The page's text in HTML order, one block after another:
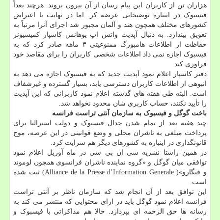
هزاران تن از کاربران این پیام رسان از آن بیرون بروند. هرچند بعداً
فیسبوک در اینباره توضیحاتی عرضه کر. اما در نهایت با اعتراض
کشورهای مختلف همچون هند و آلمان مجبور شد اجرای آنرا مرتباً به
تعویق بیندازد. به دنبال آپدیت واتس اپ یوهانس کاسپار کمیسیونر
حفاظت از اطلاعات هامبورگ ممنوعیتی ۳ ماهه صادر کرد که به
فیسبوک اجازه نمی داد اطلاعات شخصی کاربران را برای مقاصد خود
فراوری کند.
دفتر کاسپار اعلام نمود آپدیت جدید که به فیسبوک اجازه می دهد به
انبوهی از اطلاعات کاربران دسترسی یابد، بسیار گسترده و غیرشفاف
است. البته طی هفته های گذشته اعلام نمود کاربرانی که این آپدیت
را تأیید نکنند، حساب کاربری شان محدود نخواهد شد.
باخت گوگل و فیسبوک به سازمان آنتی تراست فرانسه
چند هفته بعد از تمام شدن جدال فیسبوک و دولت استرالیا برای
پرداخت مبلغی به ناشران محلی و وضع قوانینی در این عرصه، موج
قانونگذاری در اینباره به کشورهای دیگر هم سرایت کرد.
در همین راستا نشریه سی ان بی سی در ماه آوریل اعلام نمود
توافقی میان گوگل و «گروه نماینده ناشران فرانسوی همچون لوموند
و فیگارو»( Alliance de la Presse d’Information Generale) ثبت شده
است.
این توافق بعد از آن انجام شد که سازمان ناظر بر آنتی تراست
فرانسه اعلام نمود گوگل باید در ازای محتوایی که منتشر می کند به
رسانه ها حق الزحمه ای بپردازد. حالا هم مذاکراتی با فیسبوک و